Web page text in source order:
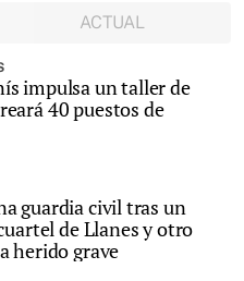
ACTUAL
impulsa un taller de
40 puestos de
guardia civil tras un
de Llanes y otro
herido grave